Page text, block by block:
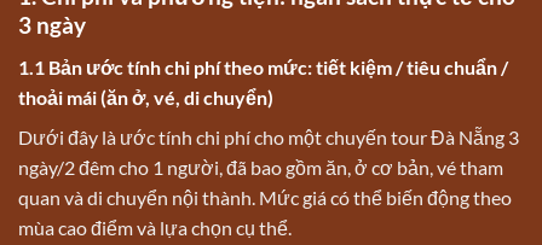
3 ngày
1.1 Bản ước tính chi phí theo mức: tiết kiệm / tiêu chuẩn /
thoải mái (ăn ở, vé, di chuyển)
Dưới đây là ước tính chi phí cho một chuyến tour Đà Nẵng 3
ngày/2 đêm cho 1 người, đã bao gồm ăn, ở cơ bản, vé tham
quan và di chuyển nội thành. Mức giá có thể biến động theo
mùa cao điểm và lựa chọn cụ thể.